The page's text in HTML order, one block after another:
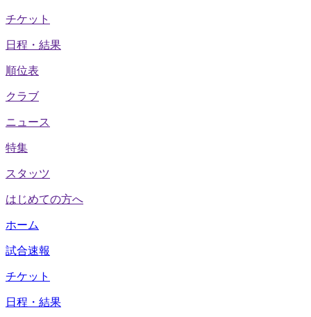
チケット
日程・結果
順位表
クラブ
ニュース
特集
スタッツ
はじめての方へ
ホーム
試合速報
チケット
日程・結果